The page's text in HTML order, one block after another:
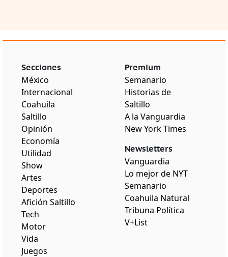
Secciones
México
Internacional
Coahuila
Saltillo
Opinión
Economía
Utilidad
Show
Artes
Deportes
Afición Saltillo
Tech
Motor
Vida
Juegos
Premium
Semanario
Historias de
Saltillo
A la Vanguardia
New York Times
Newsletters
Vanguardia
Lo mejor de NYT
Semanario
Coahuila Natural
Tribuna Política
V+List